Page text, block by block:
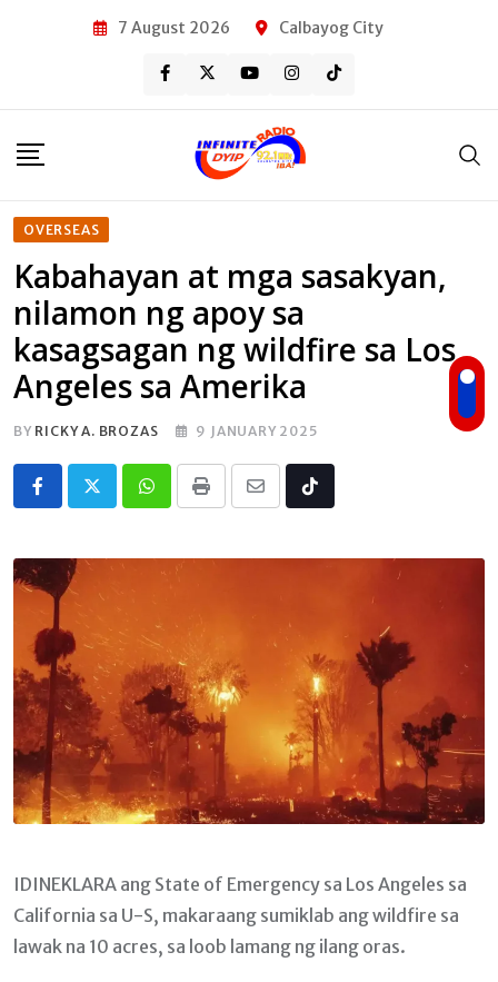
7 August 2026 Calbayog City
OVERSEAS
Kabahayan at mga sasakyan,
nilamon ng apoy sa
kasagsagan ng wildfire sa Los
Angeles sa Amerika
BY RICKY A. BROZAS 9 JANUARY 2025
Whatsapp
Print
Share
Email
Tiktok
IDINEKLARA ang State of Emergency sa Los Angeles sa
California sa U-S, makaraang sumiklab ang wildfire sa
lawak na 10 acres, sa loob lamang ng ilang oras.